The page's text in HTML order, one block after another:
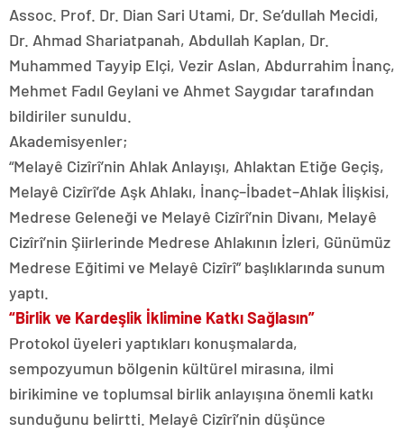
Assoc. Prof. Dr. Dian Sari Utami, Dr. Se’dullah Mecidi,
Dr. Ahmad Shariatpanah, Abdullah Kaplan, Dr.
Muhammed Tayyip Elçi, Vezir Aslan, Abdurrahim İnanç,
Mehmet Fadıl Geylani ve Ahmet Saygıdar tarafından
bildiriler sunuldu.
Akademisyenler;
“Melayê Cizîrî’nin Ahlak Anlayışı, Ahlaktan Etiğe Geçiş,
Melayê Cizîrî’de Aşk Ahlakı, İnanç–İbadet–Ahlak İlişkisi,
Medrese Geleneği ve Melayê Cizîrî’nin Divanı, Melayê
Cizîrî’nin Şiirlerinde Medrese Ahlakının İzleri, Günümüz
Medrese Eğitimi ve Melayê Cizîrî” başlıklarında sunum
yaptı.
“Birlik ve Kardeşlik İklimine Katkı Sağlasın”
Protokol üyeleri yaptıkları konuşmalarda,
sempozyumun bölgenin kültürel mirasına, ilmi
birikimine ve toplumsal birlik anlayışına önemli katkı
sunduğunu belirtti. Melayê Cizîrî’nin düşünce